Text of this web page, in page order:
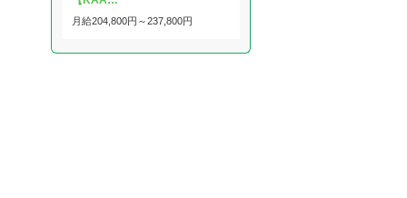
月給204,800円～237,800円